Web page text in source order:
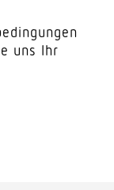
uns Ihr